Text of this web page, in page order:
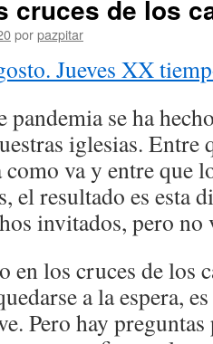
cruces de los
porpazpitar
Jueves XX
pandemia se ha
iglesias. Entre
va y entre que
el resultado es esta
invitados, pero no
en los cruces de los
a la espera,
Pero hay